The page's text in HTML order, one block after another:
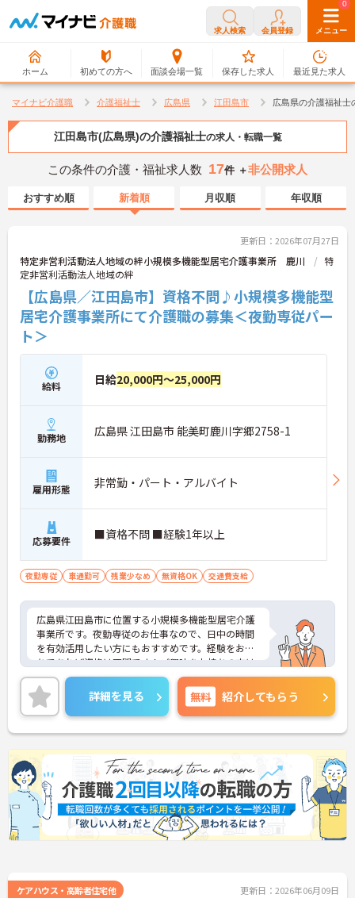
求人検索 会員登録 メニュー
ホーム 初めての方へ 面談会場一覧
0
保存した求人
0
最近見た求人
マイナビ介護職 介護福祉士 広島県 江田島市 広島県の介護福祉士
江田島市(広島県)の介護福祉士の求人・転職一覧
この条件の介護・福祉求人数 17件 ＋非公開求人
おすすめ順 新着順 月収順 年収順
更新日：2026年07月27日
特定非営利活動法人地域の絆小規模多機能型居宅介護事業所 鹿川
特
定非営利活動法人地域の絆
【広島県／江田島市】資格不問♪小規模多機能型
居宅介護事業所にて介護職の募集＜夜勤専従パー
ト＞
給料 日給20,000円～25,000円
勤務地 広島県 江田島市 能美町鹿川字郷2758-1
雇用形態 非常勤・パート・アルバイト
応募要件 ■資格不問 ■経験1年以上
夜勤専従 車通勤可 残業少なめ 無資格OK 交通費支給
広島県江田島市に位置する小規模多機能型居宅介護
事業所です。夜勤専従のお仕事なので、日中の時間
を有効活用したい方にもおすすめです。経験をお持
ちであれば資格は不問です！ご興味をお持ちの方は
お気軽にお問い合わせください。
詳細を見る 無料 紹介してもらう
ケアハウス・高齢者住宅他 更新日：2026年06月09日